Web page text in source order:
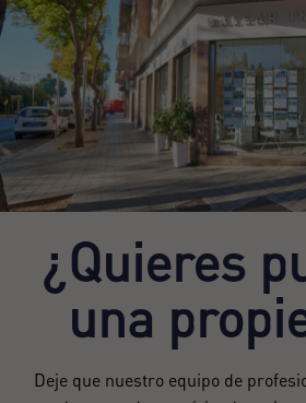
¿Quieres
una
Deje que nuestro equipo de